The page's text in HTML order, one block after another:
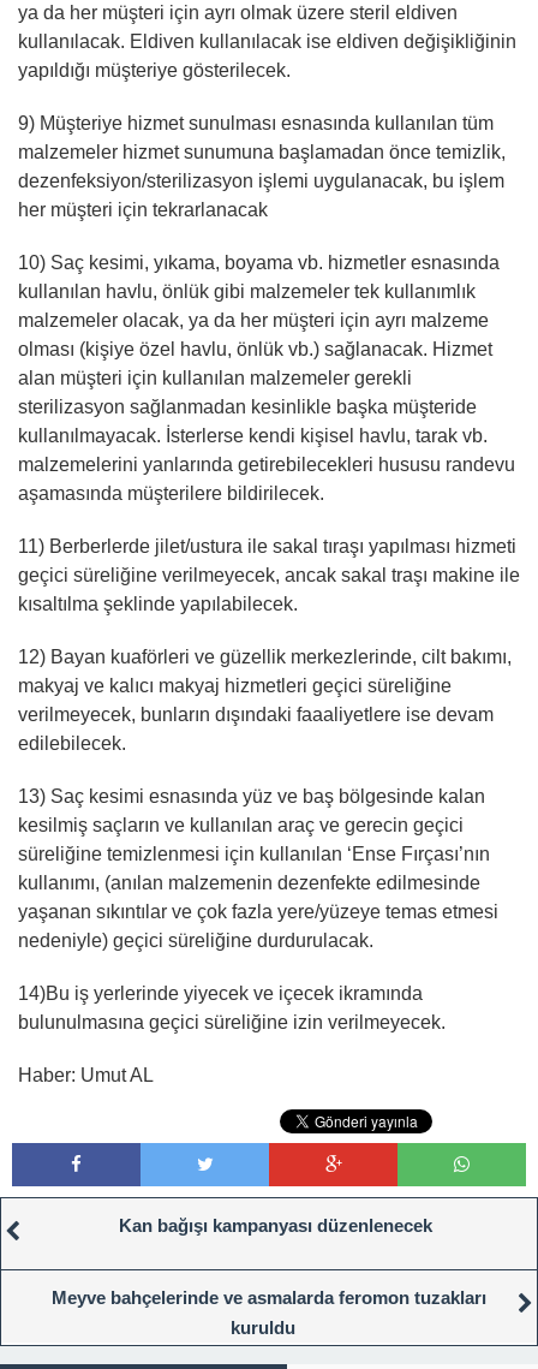
ya da her müşteri için ayrı olmak üzere steril eldiven
kullanılacak. Eldiven kullanılacak ise eldiven değişikliğinin
yapıldığı müşteriye gösterilecek.
9) Müşteriye hizmet sunulması esnasında kullanılan tüm
malzemeler hizmet sunumuna başlamadan önce temizlik,
dezenfeksiyon/sterilizasyon işlemi uygulanacak, bu işlem
her müşteri için tekrarlanacak
10) Saç kesimi, yıkama, boyama vb. hizmetler esnasında
kullanılan havlu, önlük gibi malzemeler tek kullanımlık
malzemeler olacak, ya da her müşteri için ayrı malzeme
olması (kişiye özel havlu, önlük vb.) sağlanacak. Hizmet
alan müşteri için kullanılan malzemeler gerekli
sterilizasyon sağlanmadan kesinlikle başka müşteride
kullanılmayacak. İsterlerse kendi kişisel havlu, tarak vb.
malzemelerini yanlarında getirebilecekleri hususu randevu
aşamasında müşterilere bildirilecek.
11) Berberlerde jilet/ustura ile sakal tıraşı yapılması hizmeti
geçici süreliğine verilmeyecek, ancak sakal traşı makine ile
kısaltılma şeklinde yapılabilecek.
12) Bayan kuaförleri ve güzellik merkezlerinde, cilt bakımı,
makyaj ve kalıcı makyaj hizmetleri geçici süreliğine
verilmeyecek, bunların dışındaki faaaliyetlere ise devam
edilebilecek.
13) Saç kesimi esnasında yüz ve baş bölgesinde kalan
kesilmiş saçların ve kullanılan araç ve gerecin geçici
süreliğine temizlenmesi için kullanılan ‘Ense Fırçası’nın
kullanımı, (anılan malzemenin dezenfekte edilmesinde
yaşanan sıkıntılar ve çok fazla yere/yüzeye temas etmesi
nedeniyle) geçici süreliğine durdurulacak.
14)Bu iş yerlerinde yiyecek ve içecek ikramında
bulunulmasına geçici süreliğine izin verilmeyecek.
Haber: Umut AL
Kan bağışı kampanyası düzenlenecek
Meyve bahçelerinde ve asmalarda feromon tuzakları
kuruldu